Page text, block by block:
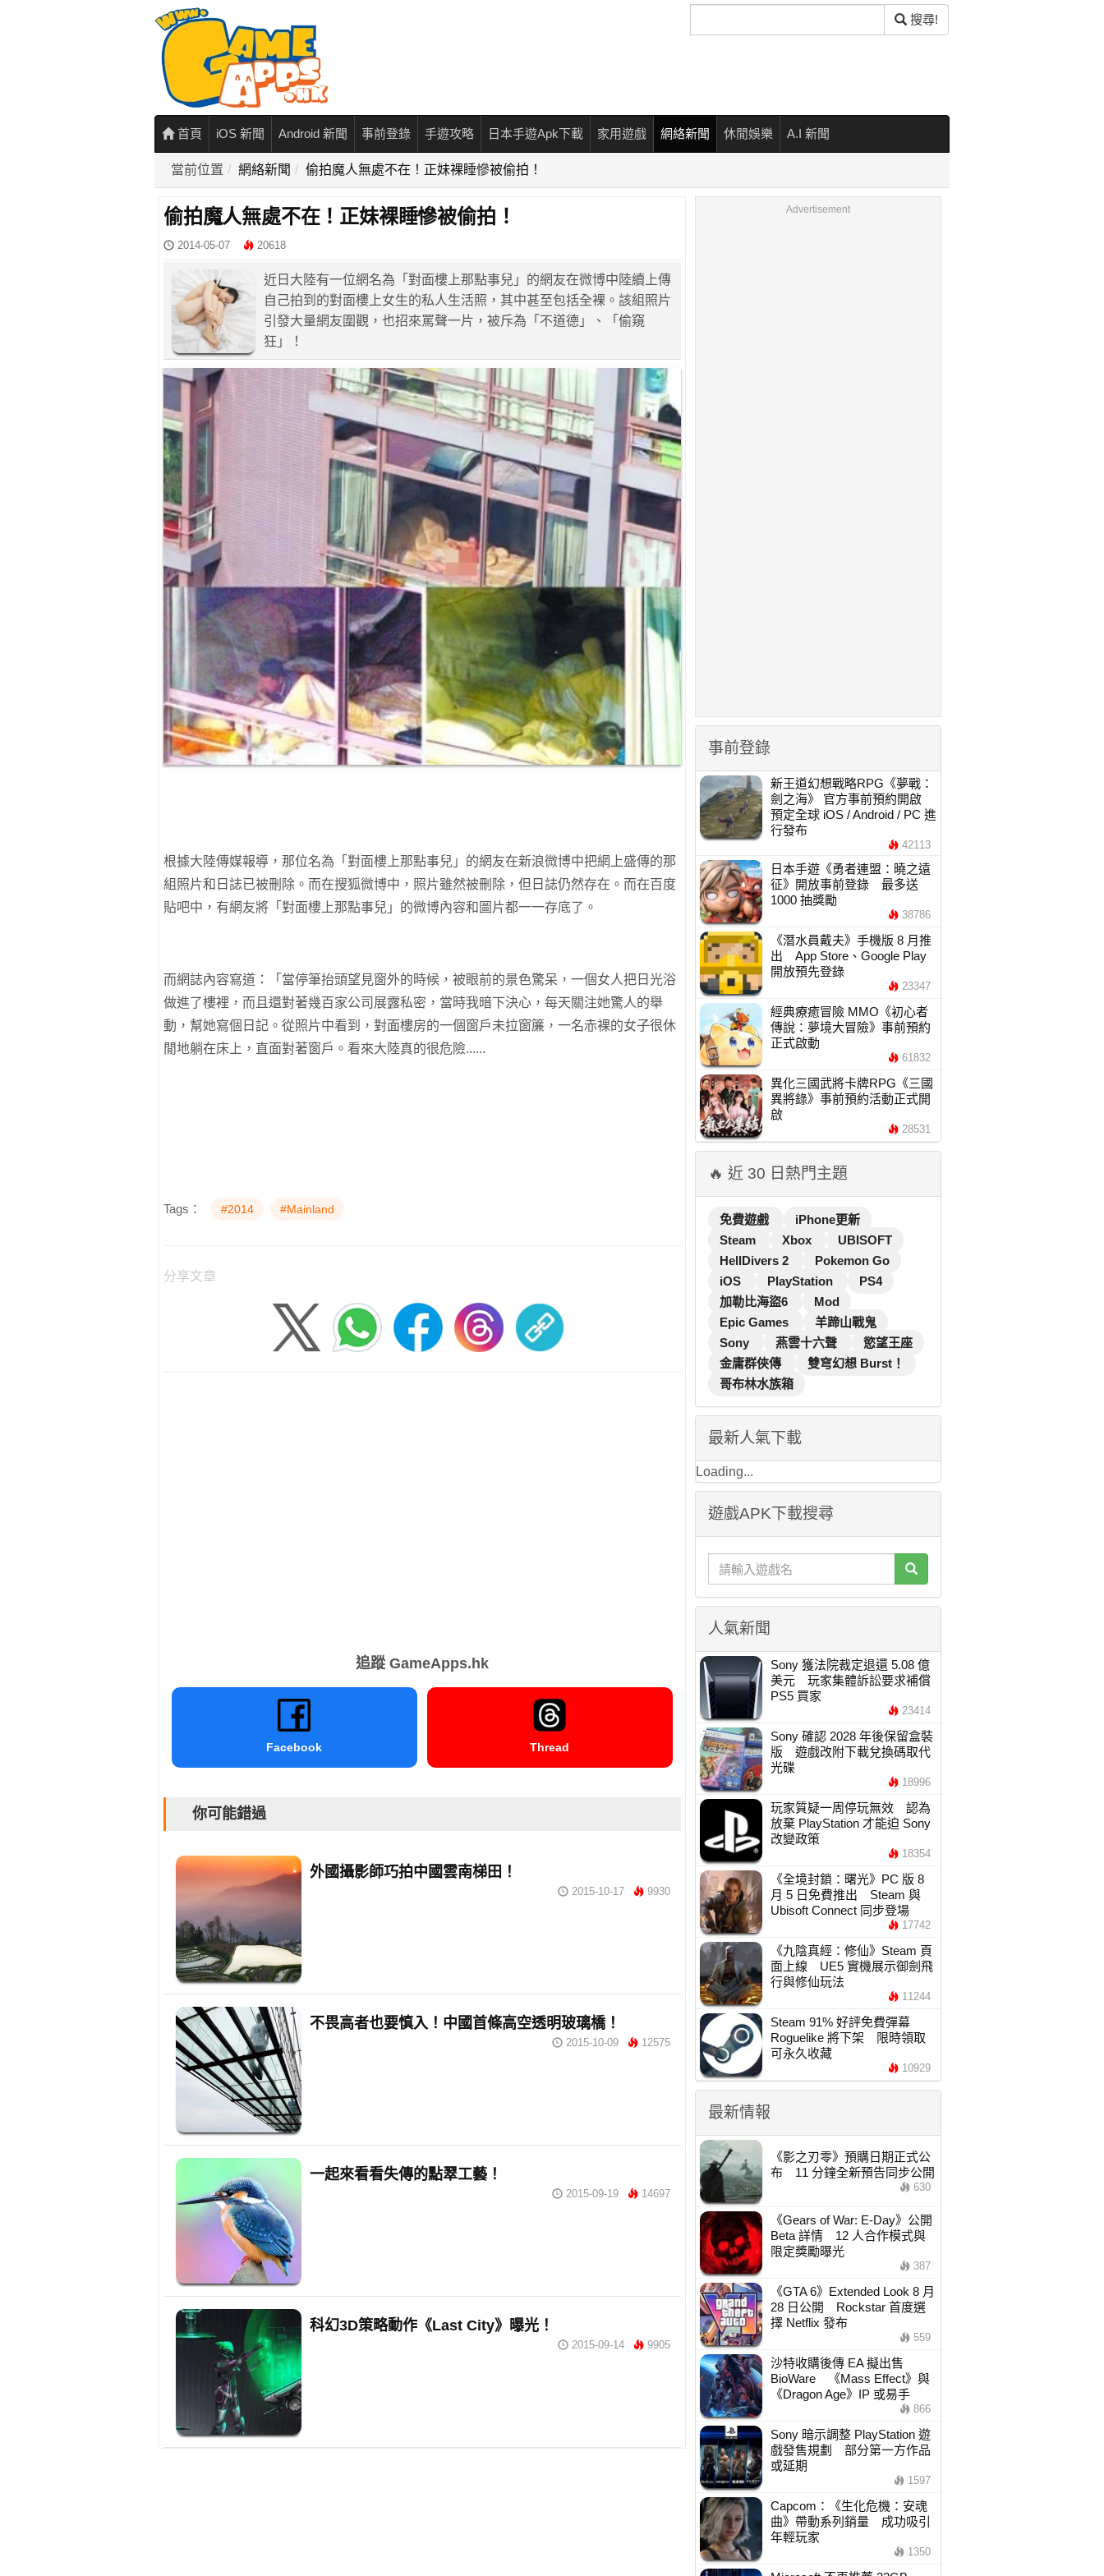
尋
搜尋!
首頁 iOS 新聞 Android 新聞 事前登錄 手遊攻略 日本手遊Apk下載 家用遊戲 網絡新聞 休閒娛樂 A.I 新聞
當前位置 網絡新聞 偷拍魔人無處不在！正妹裸睡慘被偷拍！
偷拍魔人無處不在！正妹裸睡慘被偷拍！
2014-05-07 20618
近日大陸有一位網名為「對面樓上那點事兒」的網友在微博中陸續上傳
自己拍到的對面樓上女生的私人生活照，其中甚至包括全裸。該組照片
引發大量網友圍觀，也招來罵聲一片，被斥為「不道德」、「偷窺
狂」！
根據大陸傳媒報導，那位名為「對面樓上那點事兒」的網友在新浪微博中把網上盛傳的那
組照片和日誌已被刪除。而在搜狐微博中，照片雖然被刪除，但日誌仍然存在。而在百度
貼吧中，有網友將「對面樓上那點事兒」的微博內容和圖片都一一存底了。
而網誌內容寫道：「當停筆抬頭望見窗外的時候，被眼前的景色驚呆，一個女人把日光浴
做進了樓裡，而且還對著幾百家公司展露私密，當時我暗下決心，每天關注她驚人的舉
動，幫她寫個日記。 從照片中看到，對面樓房的一個窗戶未拉窗簾，一名赤裸的女子很休
閒地躺在床上，直面對著窗戶。看來大陸真的很危險......
Tags： #2014 #Mainland
分享文章
追蹤 GameApps.hk
Facebook Thread
你可能錯過
外國攝影師巧拍中國雲南梯田！
2015-10-17 9930
不畏高者也要慎入！中國首條高空透明玻璃橋！
2015-10-09 12575
一起來看看失傳的點翠工藝！
2015-09-19 14697
科幻3D策略動作《Last City》曝光！
2015-09-14 9905
Advertisement
事前登錄
新王道幻想戰略RPG《夢戰：
劍之海》 官方事前預約開啟
預定全球 iOS / Android / PC 進
行發布
42113
日本手遊《勇者連盟：曉之遠
征》開放事前登錄 最多送
1000 抽獎勵
38786
《潛水員戴夫》手機版 8 月推
出 App Store、Google Play
開放預先登錄
23347
經典療癒冒險 MMO《初心者
傳說：夢境大冒險》事前預約
正式啟動
61832
異化三國武將卡牌RPG《三國
異將錄》事前預約活動正式開
啟
28531
🔥 近 30 日熱門主題
免費遊戲
iPhone更新
Steam
Xbox
UBISOFT
HellDivers 2
Pokemon Go
iOS
PlayStation
PS4
加勒比海盜6
Mod
Epic Games
羊蹄山戰鬼
Sony
燕雲十六聲
慾望王座
金庸群俠傳
雙穹幻想 Burst！
哥布林水族箱
最新人氣下載
Loading...
遊戲APK下載搜尋
人氣新聞
Sony 獲法院裁定退還 5.08 億
美元 玩家集體訴訟要求補償
PS5 買家
23414
Sony 確認 2028 年後保留盒裝
版 遊戲改附下載兌換碼取代
光碟
18996
玩家質疑一周停玩無效 認為
放棄 PlayStation 才能迫 Sony
改變政策
18354
《全境封鎖：曙光》PC 版 8
月 5 日免費推出 Steam 與
Ubisoft Connect 同步登場
17742
《九陰真經：修仙》Steam 頁
面上線 UE5 實機展示御劍飛
行與修仙玩法
11244
Steam 91% 好評免費彈幕
Roguelike 將下架 限時領取
可永久收藏
10929
最新情報
《影之刃零》預購日期正式公
布 11 分鐘全新預告同步公開
630
《Gears of War: E-Day》公開
Beta 詳情 12 人合作模式與
限定獎勵曝光
387
《GTA 6》Extended Look 8 月
28 日公開 Rockstar 首度選
擇 Netflix 發布
559
沙特收購後傳 EA 擬出售
BioWare 《Mass Effect》與
《Dragon Age》IP 或易手
866
Sony 暗示調整 PlayStation 遊
戲發售規劃 部分第一方作品
或延期
1597
Capcom：《生化危機：安魂
曲》帶動系列銷量 成功吸引
年輕玩家
1350